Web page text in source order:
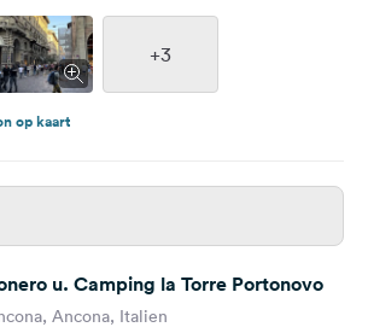
+3
op kaart
u. Camping la Torre Portonovo
Ancona, Italien